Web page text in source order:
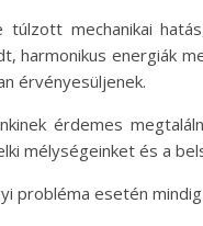
mechanikai
harmonikus energiák
érvényesüljenek.
érdemes
mélységeinket és a
probléma esetén